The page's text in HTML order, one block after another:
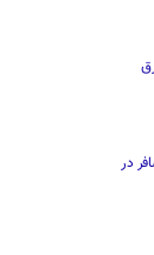
24 هزار مسافر در